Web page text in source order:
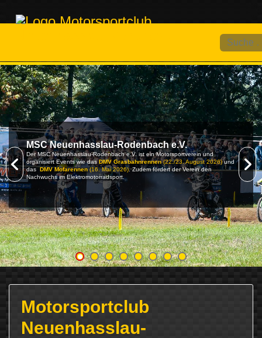
Suchen
MSC Neuenhasslau-Rodenbach e.V.
Der MSC Neuenhasslau-Rodenbach e.V. ist ein Motorsportverein und
organisiert Events wie dasDMV Grasbahnrennen(22./23. August 2026)und
dasDMV Mofarennen(16. Mai 2026). Zudem fördert der Verein den
Nachwuchs im Elektromotorradsport.
Motorsportclub
Neuenhasslau-